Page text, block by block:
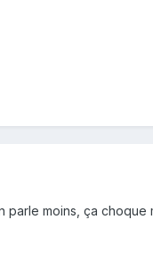
moins, ça choque